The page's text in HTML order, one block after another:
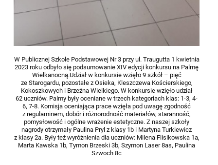
W Publicznej Szkole Podstawowej Nr 3 przy ul. Traugutta 1 kwietnia
2023 roku odbyło się podsumowanie XIV edycji konkursu na Palmę
Wielkanocną.Udział w konkursie wzięło 9 szkół – pięć
ze Starogardu, pozostałe z Osieka, Kleszczewa Kościerskiego,
Kokoszkowych i Brzeźna Wielkiego. W konkursie wzięło udział
62 uczniów. Palmy były oceniane w trzech kategoriach klas: 1-3, 4-
6, 7-8. Komisja oceniająca prace wzięła pod uwagę zgodność
z regulaminem, dobór i różnorodność materiałów, staranność,
pomysłowość i ogólne wrażenie estetyczne. Z naszej szkoły
nagrody otrzymały Paulina Pryl z klasy 1b i Martyna Turkiewicz
z klasy 2a. Były też wyróżnienia dla uczniów: Milena Flisikowska 1a,
Marta Kawska 1b, Tymon Brzeski 3b, Szymon Laser 8as, Paulina
Szwoch 8c